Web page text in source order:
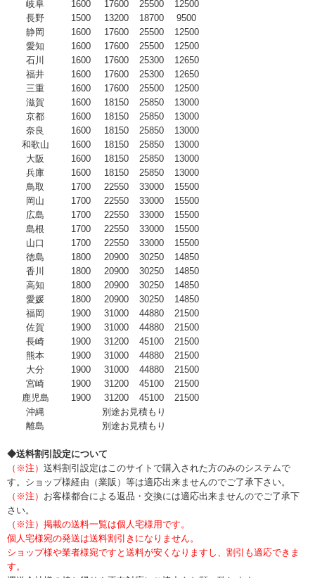
岐阜
1600 17600 25500
12500
長野
1500 13200 18700
9500
静岡
1600 17600 25500
12500
愛知
1600 17600 25500
12500
石川
1600 17600 25300
12650
福井
1600 17600 25300
12650
三重
1600 17600 25500
12500
滋賀
1600 18150 25850
13000
京都
1600 18150 25850
13000
奈良
1600 18150 25850
13000
和歌山
1600 18150 25850
13000
大阪
1600 18150 25850
13000
兵庫
1600 18150 25850
13000
鳥取
1700 22550 33000
15500
岡山
1700 22550 33000
15500
広島
1700 22550 33000
15500
島根
1700 22550 33000
15500
山口
1700 22550 33000
15500
徳島
1800 20900 30250
14850
香川
1800 20900 30250
14850
高知
1800 20900 30250
14850
愛媛
1800 20900 30250
14850
福岡
1900 31000 44880
21500
佐賀
1900 31000 44880
21500
長崎
1900 31200 45100
21500
熊本
1900 31000 44880
21500
大分
1900 31000 44880
21500
宮崎
1900 31200 45100
21500
鹿児島
1900 31200 45100
21500
沖縄
別途お見積もり
離島
別途お見積もり
◆送料割引設定について
（※注） 送料割引設定はこのサイトで購入された方のみのシステムで
す。ショップ様経由（業販）等は適応出来ませんのでご了承下さい。
（※注） お客様都合による返品・交換には適応出来ませんのでご了承下
さい。
（※注）掲載の送料一覧は個人宅様用です。
個人宅様宛の発送は送料割引きになりません。
ショップ様や業者様宛ですと送料が安くなりますし、割引も適応できま
す。